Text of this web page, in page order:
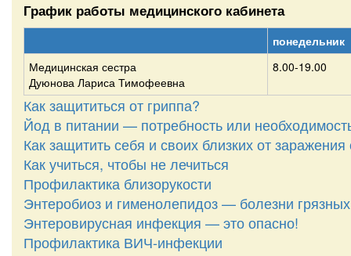
График работы медицинского кабинета
понедельник
Медицинская сестра
Дуюнова Лариса Тимофеевна
8.00-19.00
Как защититься от гриппа?
Йод в питании — потребность или
Как защитить себя и своих близких от
Как учиться, чтобы не лечиться
Профилактика близорукости
Энтеробиоз и гименолепидоз — болезни
Энтеровирусная инфекция — это опасно!
Профилактика ВИЧ-инфекции